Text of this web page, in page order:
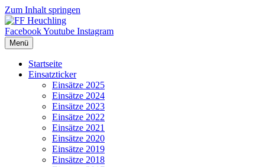
Zum Inhalt springen
FacebookYoutube Instagram
Menü
Startseite
Einsatzticker
Einsätze 2025
Einsätze 2024
Einsätze 2023
Einsätze 2022
Einsätze 2021
Einsätze 2020
Einsätze 2019
Einsätze 2018